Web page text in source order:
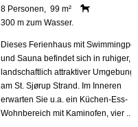
8 Personen, 99 m²
300 m zum Wasser.
Dieses Ferienhaus mit
und Sauna befindet sich in ruhiger,
landschaftlich attraktiver Umgebung
am St. Sjørup Strand. Im Inneren
erwarten Sie u.a. ein Küchen-Ess-
Wohnbereich mit Kaminofen, vier ...